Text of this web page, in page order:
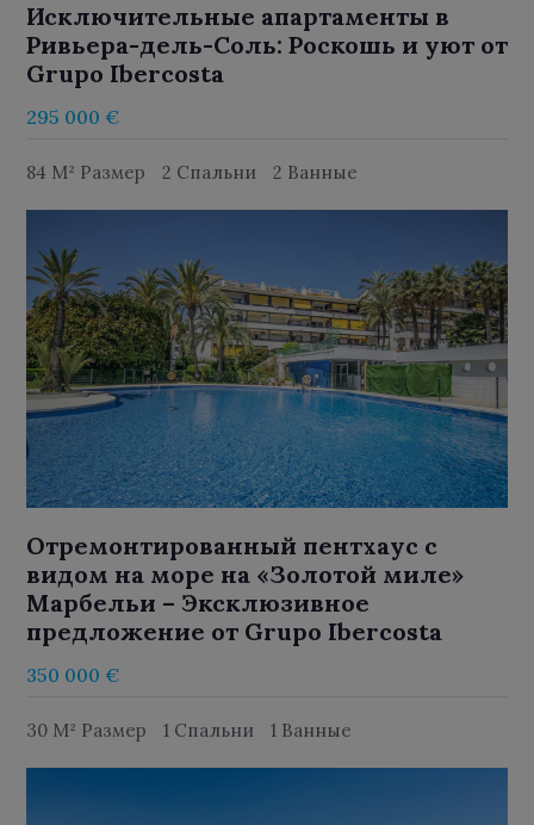
Исключительные апартаменты в
Ривьера-дель-Соль: Роскошь и уют от
Grupo Ibercosta
295 000 €
84 M² Размер 2 Спальни 2 Ванные
Отремонтированный пентхаус с
видом на море на «Золотой миле»
Марбельи – Эксклюзивное
предложение от Grupo Ibercosta
350 000 €
30 M² Размер 1 Спальни 1 Ванные